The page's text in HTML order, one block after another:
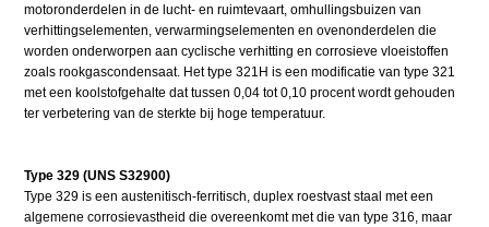
motoronderdelen in de lucht- en ruimtevaart, omhullingsbuizen van
verhittingselementen, verwarmingselementen en ovenonderdelen die
worden onderworpen aan cyclische verhitting en corrosieve vloeistoffen
zoals rookgascondensaat. Het type 321H is een modificatie van type 321
met een koolstofgehalte dat tussen 0,04 tot 0,10 procent wordt gehouden
ter verbetering van de sterkte bij hoge temperatuur.
Type 329 (UNS S32900)
Type 329 is een austenitisch-ferritisch, duplex roestvast staal met een
algemene corrosievastheid die overeenkomt met die van type 316, maar